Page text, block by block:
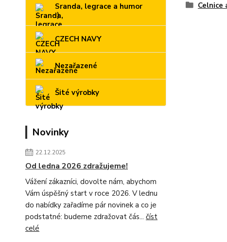
Sranda, legrace a humor
:)
CZECH NAVY
Nezařazené
Šité výrobky
Novinky
22.12.2025
Od ledna 2026 zdražujeme!
Vážení zákazníci, dovolte nám, abychom
Vám úspěšný start v roce 2026. V lednu
do nabídky zařadíme pár novinek a co je
podstatné: budeme zdražovat čás... číst
celé
Celnice